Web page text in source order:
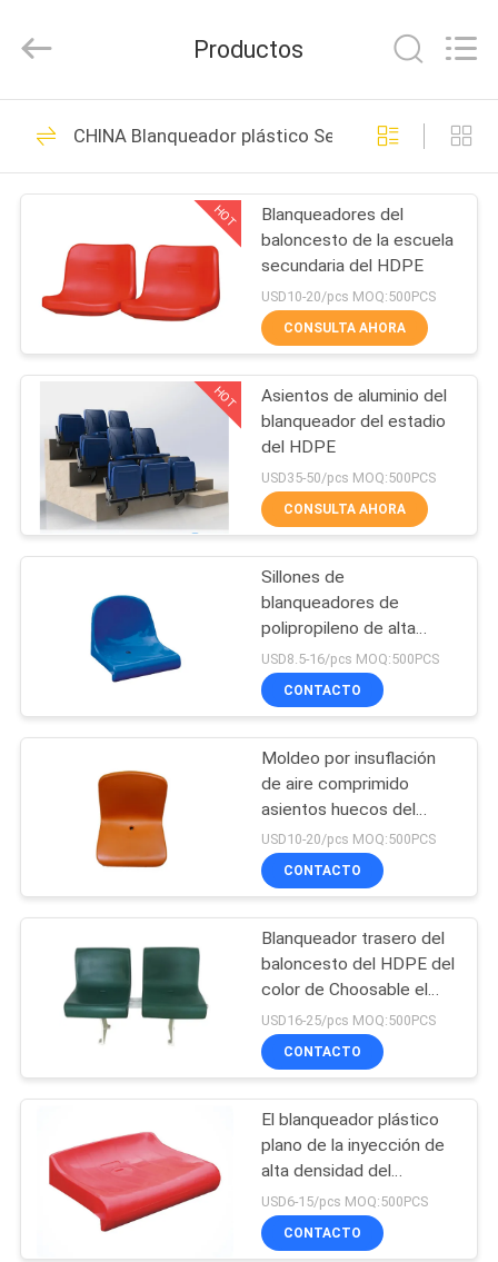
HOGAR
PRODUCTOS
SOBRE
NOSOTROS
VIAJE
FÁBRICA
CONTROL
CALIDAD
EN
CONTACTO
UNA
CITA
MAPA
SITIO
PRIVACY
Commercial
Co.,Ltd.
Reserved.
Asiento retractable
del blanqueador
33
Asiento telescópico
del blanqueador
23
Blanqueador
plástico Seat
Asientos de cubo
del estadio
22
Blanqueadores al
aire libre portátiles
12
Productos
CHINA Blanqueador plástico Seat
HOT
Blanqueadores del
baloncesto de la escuela
secundaria del HDPE
USD10-20/pcs MOQ:500PCS
CONSULTA AHORA
HOT
Asientos de aluminio del
blanqueador del estadio
del HDPE
USD35-50/pcs MOQ:500PCS
CONSULTA AHORA
Sillones de
blanqueadores de
polipropileno de alta
densidad para
blanqueadores
exteriores con respaldo
USD8.5-16/pcs MOQ:500PCS
CONTACTO
Moldeo por insuflación
de aire comprimido
asientos huecos del
blanqueador del estadio
de fútbol/blanqueadores
plásticos del HDPE
USD10-20/pcs MOQ:500PCS
CONTACTO
Blanqueador trasero del
baloncesto del HDPE del
color de Choosable el
alto asienta/los
blanqueadores plásticos
del gimnasio
USD16-25/pcs MOQ:500PCS
CONTACTO
El blanqueador plástico
plano de la inyección de
alta densidad del
polipropileno asienta
ignífugo
USD6-15/pcs MOQ:500PCS
CONTACTO